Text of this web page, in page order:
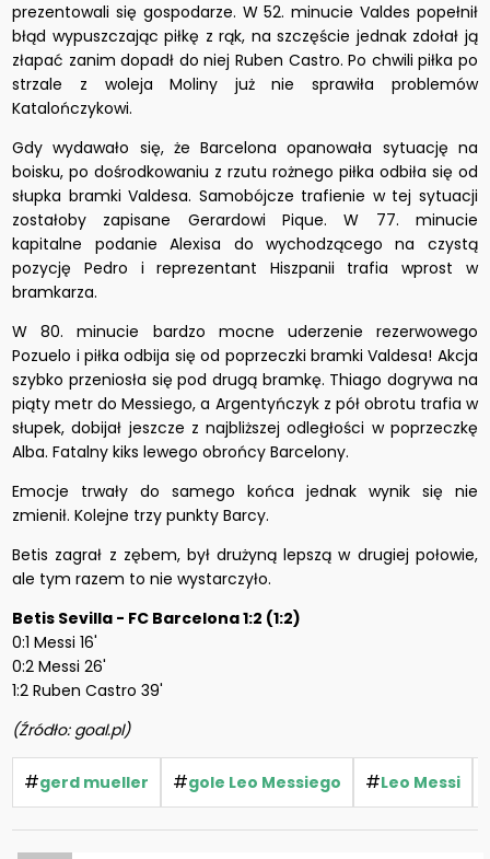
prezentowali się gospodarze. W 52. minucie Valdes popełnił
błąd wypuszczając piłkę z rąk, na szczęście jednak zdołał ją
złapać zanim dopadł do niej Ruben Castro. Po chwili piłka po
strzale z woleja Moliny już nie sprawiła problemów
Katalończykowi.
Gdy wydawało się, że Barcelona opanowała sytuację na
boisku, po dośrodkowaniu z rzutu rożnego piłka odbiła się od
słupka bramki Valdesa. Samobójcze trafienie w tej sytuacji
zostałoby zapisane Gerardowi Pique. W 77. minucie
kapitalne podanie Alexisa do wychodzącego na czystą
pozycję Pedro i reprezentant Hiszpanii trafia wprost w
bramkarza.
W 80. minucie bardzo mocne uderzenie rezerwowego
Pozuelo i piłka odbija się od poprzeczki bramki Valdesa! Akcja
szybko przeniosła się pod drugą bramkę. Thiago dogrywa na
piąty metr do Messiego, a Argentyńczyk z pół obrotu trafia w
słupek, dobijał jeszcze z najbliższej odległości w poprzeczkę
Alba. Fatalny kiks lewego obrońcy Barcelony.
Emocje trwały do samego końca jednak wynik się nie
zmienił. Kolejne trzy punkty Barcy.
Betis zagrał z zębem, był drużyną lepszą w drugiej połowie,
ale tym razem to nie wystarczyło.
Betis Sevilla - FC Barcelona 1:2 (1:2)
0:1 Messi 16'
0:2 Messi 26'
1:2 Ruben Castro 39'
(Źródło: goal.pl)
#gerd mueller #gole Leo Messiego #Leo Messi